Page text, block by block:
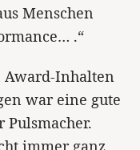
Menschen
.“
Inhalten
war eine gute
Pulsmacher.
immer ganz